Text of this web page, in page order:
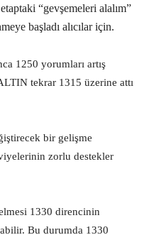
“gevşemeleri alalım”
başladı alıcılar için.
1250 yorumları artış
tekrar 1315 üzerine attı
bir gelişme
zorlu destekler
1330 direncinin
Bu durumda 1330